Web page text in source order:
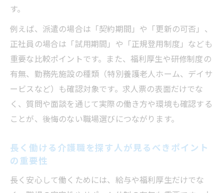
介護職を探す人が見るべきポイントで派遣
会社を見極める
安心できる派遣会社は介護職を探す人が見
るべきポイントで判別
登録しない方がいい派遣会社の特徴と介護
職を探す人が見るべきポイント
失敗しないために介護職を探す人が見るべ
介護職を探す人が見るべきポイントで派遣
会社を比較しよう
す。
例えば、派遣の場合は「契約期間」や「更新の可否」、
正社員の場合は「試用期間」や「正規登用制度」なども
重要な比較ポイントです。また、福利厚生や研修制度の
有無、勤務先施設の種類（特別養護老人ホーム、デイサ
ービスなど）も確認対象です。求人票の表面だけでな
く、質問や面談を通じて実際の働き方や環境も確認する
ことが、後悔のない職場選びにつながります。
長く働ける介護職を探す人が見るべきポイント
の重要性
長く安心して働くためには、給与や福利厚生だけでな